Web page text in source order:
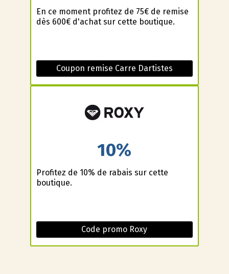
En ce moment profitez de 75€ de remise
dès 600€ d'achat sur cette boutique.
Coupon remise Carre Dartistes
10%
Profitez de 10% de rabais sur cette
boutique.
Code promo Roxy